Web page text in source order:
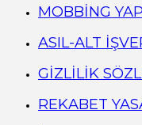
MOBBİNG
ASIL-ALT
GİZLİLİK
REKABET